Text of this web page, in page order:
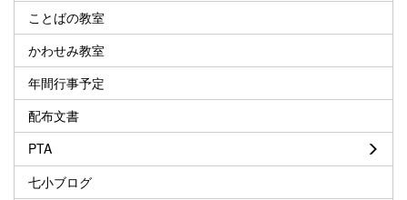
ことばの教室
かわせみ教室
年間行事予定
配布文書
PTA
七小ブログ